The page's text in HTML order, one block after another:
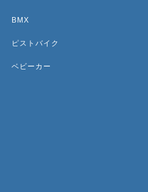
BMX
ピストバイク
ベビーカー